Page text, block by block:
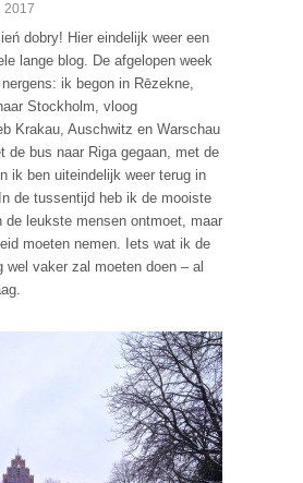
2017
dobry! Hier eindelijk weer een
lange blog. De afgelopen week
ik begon in Rēzekne,
Stockholm, vloog
Krakau, Auschwitz en Warschau
de bus naar Riga gegaan, met de
ik ben uiteindelijk weer terug in
de tussentijd heb ik de mooiste
de leukste mensen ontmoet, maar
moeten nemen. Iets wat ik de
wel vaker zal moeten doen – al